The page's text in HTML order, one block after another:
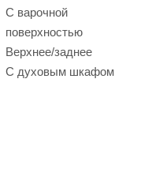
С варочной
поверхностью
Верхнее/заднее
С духовым шкафом